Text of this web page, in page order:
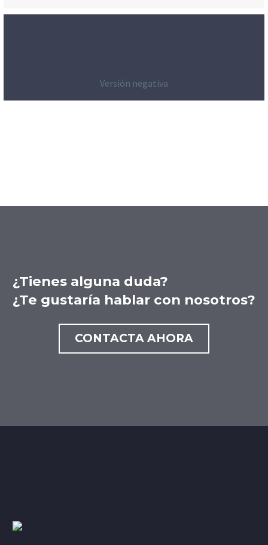
Versión negativa
¿Tienes alguna duda?
¿Te gustaría hablar con nosotros?
CONTACTA AHORA